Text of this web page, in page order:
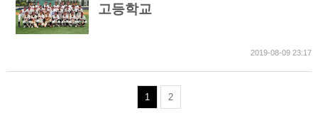
고등학교
2019-08-09 23:17
1 2